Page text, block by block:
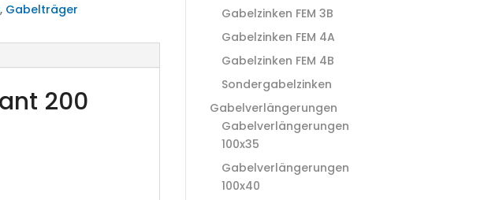
, Gabelträger
200
Gabelzinken FEM 3B
Gabelzinken FEM 4A
Gabelzinken FEM 4B
Sondergabelzinken
Gabelverlängerungen
Gabelverlängerungen
100x35
Gabelverlängerungen
100x40